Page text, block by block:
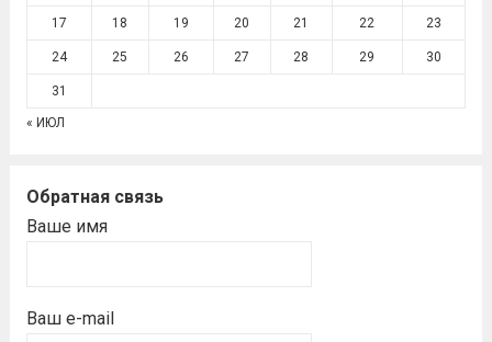
17 18 19 20 21 22 23
24 25 26 27 28 29 30
31
« ИЮЛ
Обратная связь
Ваше имя
Ваш e-mail